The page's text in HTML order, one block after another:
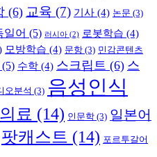
(6) 교육 (7) 기사 (4) 논문 (3)
일어 (5) 러시아 (2) 로봇학습 (4)
모방학습 (4) 문항 (3) 민감콘텐츠
(5) 수학 (4) 스크립트 (6) 스
오분석 (3) 음성인식
의료 (14) 인문학 (3) 일본어
팟캐스트 (14) 포르투갈어